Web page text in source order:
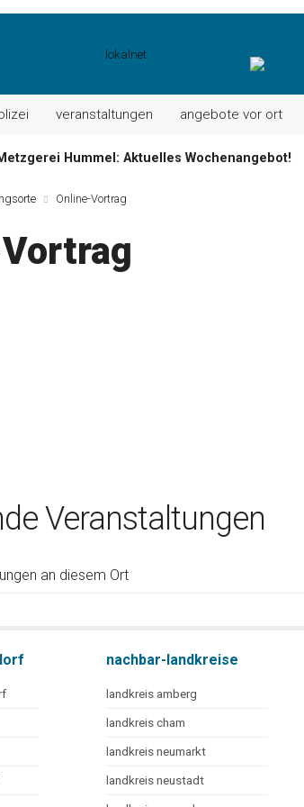
veranstaltungen angebote vor ort
Hummel: Aktuelles Wochenangebot!
Der „deutsche Michel“ muss nun zahlen!
Maxhütter Fischladen: Unser aktuelles Angebot …
Online-Vortrag
Veranstaltungen
an diesem Ort
nachbar-landkreise
landkreis amberg
landkreis cham
landkreis neumarkt
landkreis neustadt